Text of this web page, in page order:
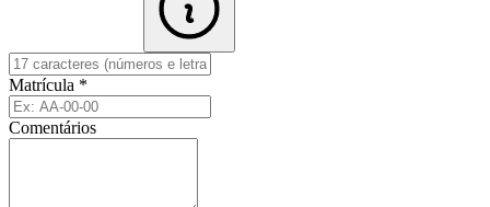
Matrícula *
Comentários